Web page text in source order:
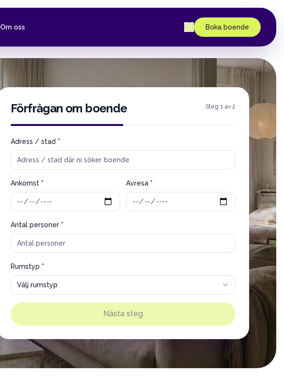
Om oss Boka boende
Förfrågan om boende Steg 1 av 2
Adress / stad *
Ankomst * Avresa *
Antal personer *
Rumstyp *
Välj rumstyp
Nästa steg